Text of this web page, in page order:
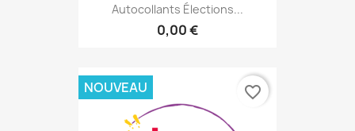
Autocollants Élections...
0,00 €
NOUVEAU favorite_border